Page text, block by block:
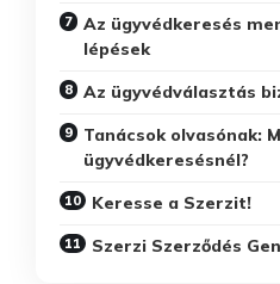
Az ügyvédkeresés
lépések
Az ügyvédválasztás
Tanácsok olvasónak:
ügyvédkeresésnél?
Keresse a Szerzit!
Szerzi Szerződés